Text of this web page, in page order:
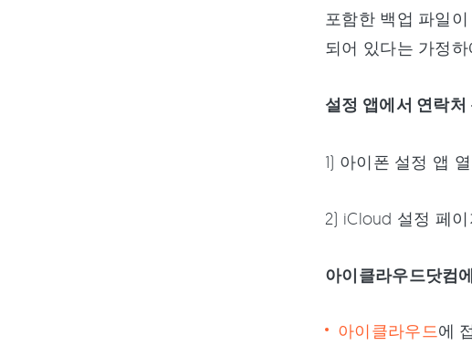
포함한 백업 파일
되어 있다는 가정
설정 앱에서 연락처
1) 아이폰 설정 앱
2) iCloud 설정 페
아이클라우드닷컴
아이클라우드에